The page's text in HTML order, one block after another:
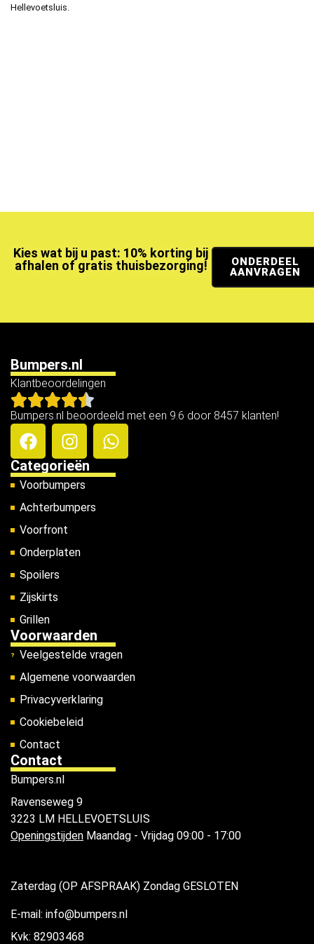
Hellevoetsluis.
Kies wat bij u past: 10% korting bij
afhalen of gratis thuisbezorging!
ONDERDEEL
AANVRAGEN
Bumpers.nl
Klantbeoordelingen
Bumpers.nl beoordeeld met een 9.6 door 8457 klanten!
Categorieën
Voorbumpers
Achterbumpers
Voorfront
Onderplaten
Spoilers
Zijskirts
Grillen
Voorwaarden
Veelgestelde vragen
Algemene voorwaarden
Privacyverklaring
Cookiebeleid
Contact
Contact
Bumpers.nl
Ravenseweg 9
3223 LM HELLEVOETSLUIS
Openingstijden Maandag - Vrijdag 09:00 - 17:00
Zaterdag (OP AFSPRAAK) Zondag GESLOTEN
E-mail: info@bumpers.nl
Kvk: 82903468